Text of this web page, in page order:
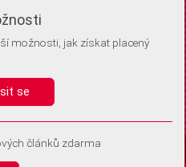
do vašeho zařízení, abychom se
je kdykoli později upravit ve Správě
možnosti, jak získat placený
se
článků zdarma